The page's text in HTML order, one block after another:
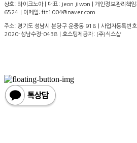
상호: 라이크노아 | 대표: Jeon Jiwon | 개인정보관리
6524 | 이메일: ftt1004@naver.com
주소: 경기도 성남시 분당구 운중동 918 | 사업자등록번
2020-성남수정-0438 | 호스팅제공자: (주)식스샵